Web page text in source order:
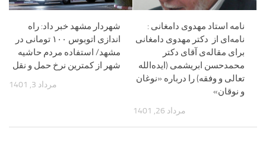
شهردار مشهد خبر داد: راه
اندازی اتوبوس ۱۰۰ تومانی در
مشهد/ استفاده مردم حاشیه
شهر از کمترین نرخ حمل و نقل
مرداد 3, 1401
نامه استاد مهدوی دامغانی :
نامه‌ای از ‌ دکتر مهدوی دامغانی
برای مقاله‌ی آقای دکتر
محمدحسن ابریشمی (ایده‌‌الله
تعالی و وفقه) را درباره «نوغان
و نوقان»
مرداد 26, 1401